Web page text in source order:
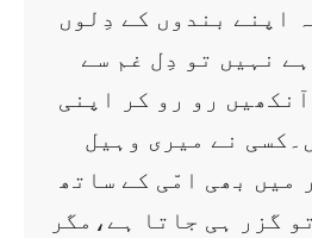
اپنے بندوں کے دِلوں
نہیں تو دِل غم سے
رو رو کر اپنی
نے میری وہیل
میں بھی امّی کے ساتھ
گزر ہی جاتا ہے،مگر